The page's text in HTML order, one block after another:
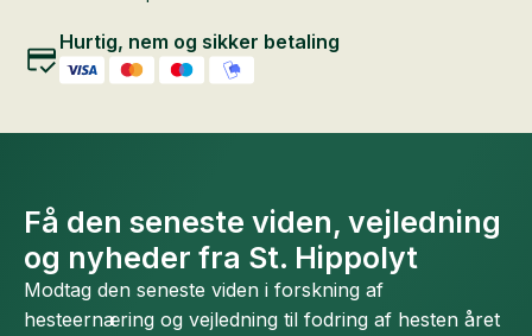
Hurtig, nem og sikker betaling
Få den seneste viden, vejledning
og nyheder fra St. Hippolyt
Modtag den seneste viden i forskning af
hesteernæring og vejledning til fodring af hesten året